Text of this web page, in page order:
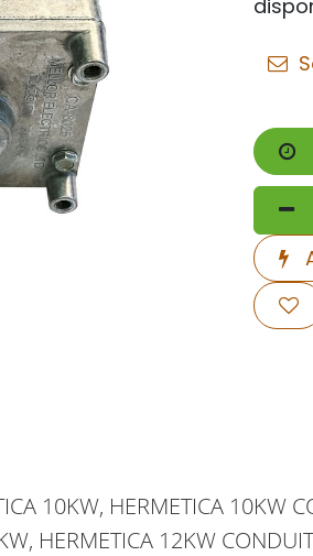
10KW, HERMETICA 10KW
HERMETICA12KW